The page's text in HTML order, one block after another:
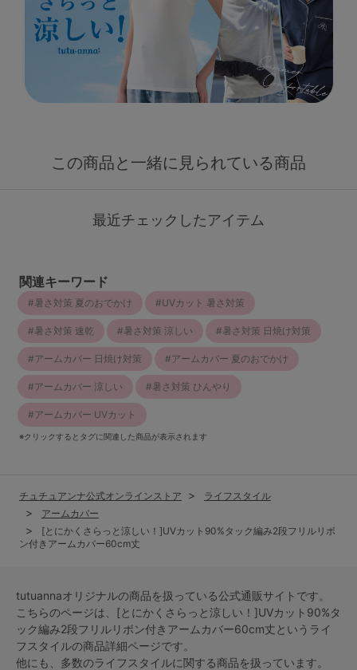
この商品と一緒に見られている商品
最近チェックしたアイテム
関連キーワード
暑さ対策 夏のおでかけ UVカット 暑さ対策
暑さ対策 速乾 暑さ対策 涼しい 暑さ対策 日焼け対策
アームカバー 日焼け対策 アームカバー 夏のおでかけ
アームカバー 涼しい 暑さ対策 ひんやり
アームカバー UVカット
※クリックするとタグに関連した商品が表示されます
チュチュアンナ公式オンラインストア
ライフスタイル
アームカバー
[とにかくさらっと涼しい！]UVカット90%タック編み2段フリルリボ
ン付きアームカバー60cm丈
tutuannaオリジナルの商品を扱っている公式通販サイトです。
こちらのページは、[とにかくさらっと涼しい！]UVカット90%タ
ック編み2段フリルリボン付きアームカバー60cm丈という ライ
フスタイルの商品詳細ページです。
他にも、多数のライフスタイルに関する商品を扱っています。